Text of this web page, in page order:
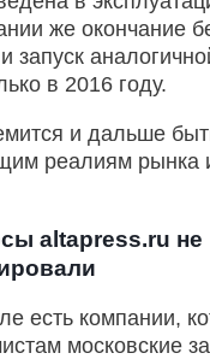
же окончание
запуск
в 2016 году.
и дальше
реалиям рынка
altapress.ru не
есть компании,
московские